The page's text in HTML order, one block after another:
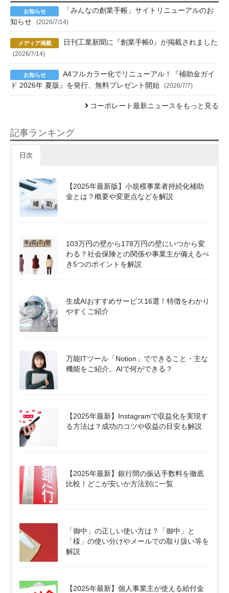
「みんなの創業手帳」サイトリニューアルのお
知らせ
(2026/7/14)
日刊工業新聞に『創業手帳0』が掲載されました
(2026/7/14)
A4フルカラー化でリニューアル！『補助金ガイ
ド 2026年 夏版』を発行、無料プレゼント開始
(2026/7/7)
コーポレート最新ニュースをもっと見る
記事ランキング
日次
【2025年最新版】小規模事業者持続化補助
金とは？概要や変更点などを解説
103万円の壁から178万円の壁にいつから変
わる？社会保険との関係や事業主が備えるべ
き5つのポイントを解説
生成AIおすすめサービス16選！特徴をわかり
やすくご紹介
万能ITツール「Notion」でできること・主な
機能をご紹介。AIで何ができる？
【2025年最新】Instagramで収益化を実現す
る方法は？成功のコツや収益の目安も解説
【2025年最新】銀行間の振込手数料を徹底
比較！どこが安いか方法別に一覧
「御中」の正しい使い方は？「御中」と
「様」の使い分けやメールでの取り扱い等を
解説
【2025年最新】個人事業主が使える給付金